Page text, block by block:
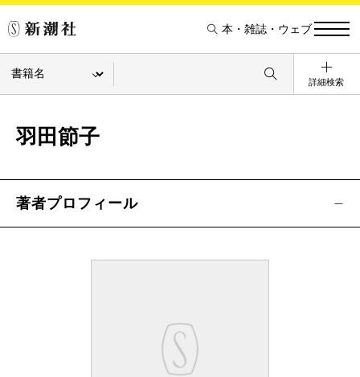
本・雑誌・ウェブ
詳細検索
羽田節子
著者プロフィール